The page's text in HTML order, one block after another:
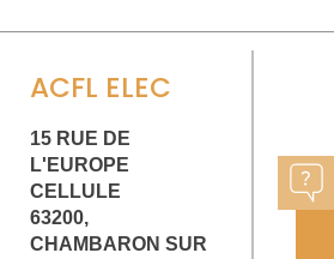
ACFL ELEC
15 RUE DE
L'EUROPE
CELLULE
63200,
CHAMBARON SUR